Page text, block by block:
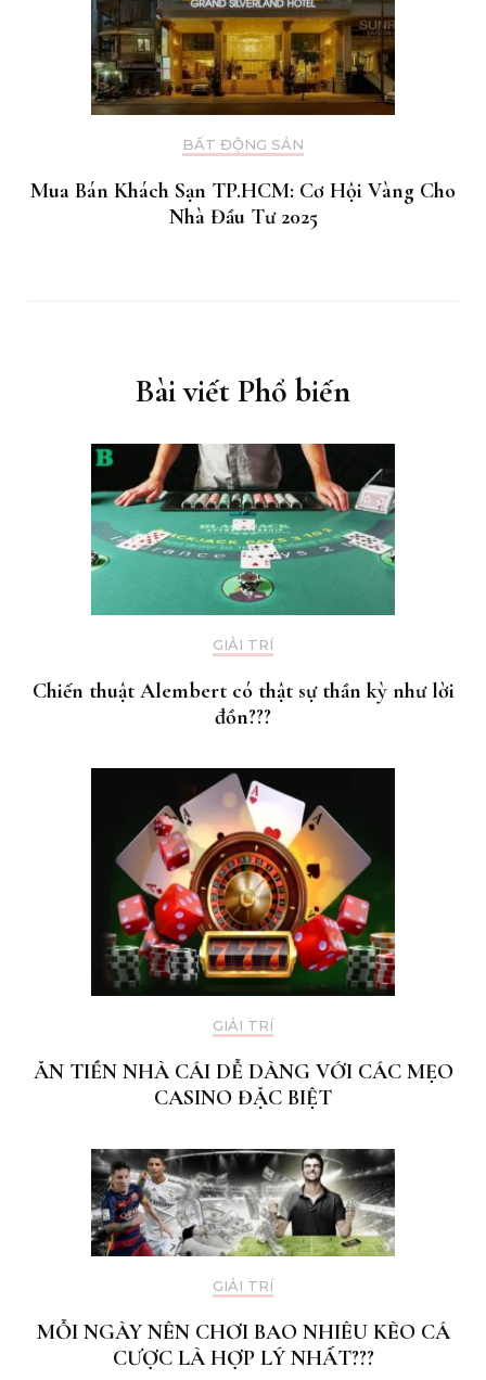
BẤT ĐỘNG SẢN
Mua Bán Khách Sạn TP.HCM: Cơ Hội Vàng Cho
Nhà Đầu Tư 2025
Bài viết Phổ biến
GIẢI TRÍ
Chiến thuật Alembert có thật sự thần kỳ như lời
đồn???
GIẢI TRÍ
ĂN TIỀN NHÀ CÁI DỄ DÀNG VỚI CÁC MẸO
CASINO ĐẶC BIỆT
GIẢI TRÍ
MỖI NGÀY NÊN CHƠI BAO NHIÊU KÈO CÁ
CƯỢC LÀ HỢP LÝ NHẤT???